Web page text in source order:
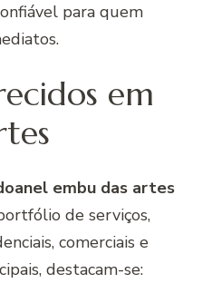
para quem
em
embu das artes
de serviços,
comerciais e
destacam-se: